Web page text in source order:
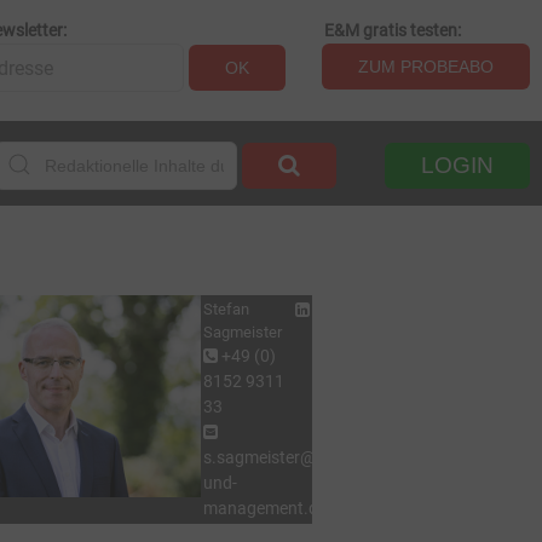
OK
E&M gratis testen:
ZUM PROBEABO
LOGIN
Stefan
Sagmeister
+49 (0)
8152 9311
33
s.sagmeister@energie-
und-
management.de